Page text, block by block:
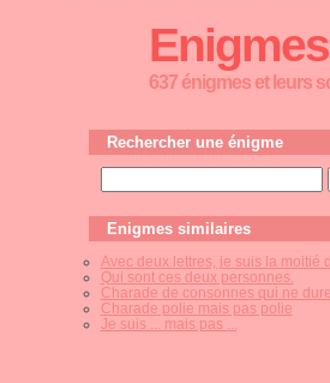
Enigmes
637 énigmes et leurs
Rechercher une énigme
Enigmes similaires
Avec deux lettres, je suis la moitié
Qui sont ces deux personnes.
Charade de consonnes qui ne
Charade polie mais pas polie
Je suis ... mais pas ...